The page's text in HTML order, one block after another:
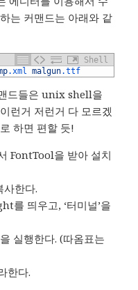
는 커맨드는 아래와 같
Shell
.xml malgun.ttf
드들은 unix shell을
런거 저런거 다 모르겠
하면 편할 듯!
FontTool을 받아 설치
한다.
를 띄우고, ‘터미널’을
실행한다. (따옴표는
한다.